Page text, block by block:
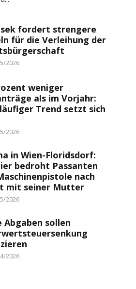
fordert strengere
für die Verleihung der
2026
weniger
als im Vorjahr:
Trend setzt sich
2026
in Wien-Floridsdorf:
bedroht Passanten
nach
mit seiner Mutter
2026
Abgaben sollen
2026